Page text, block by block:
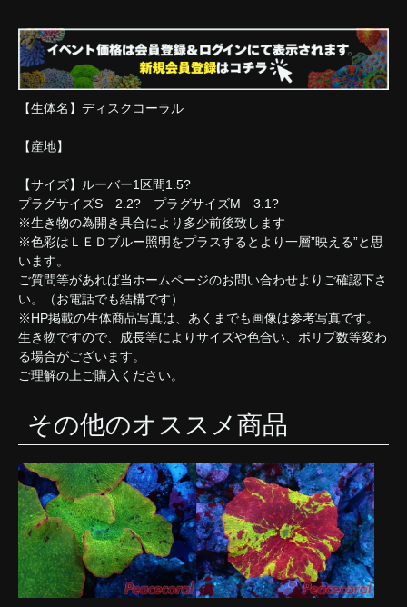
【生体名】ディスクコーラル
【産地】
【サイズ】ルーバー1区間1.5?
プラグサイズS 2.2? プラグサイズM 3.1?
※生き物の為開き具合により多少前後致します
※色彩はＬＥＤブルー照明をプラスするとより一層”映える”と思
います。
ご質問等があれば当ホームページのお問い合わせよりご確認下さ
い。（お電話でも結構です）
※HP掲載の生体商品写真は、あくまでも画像は参考写真です。
生き物ですので、成長等によりサイズや色合い、ポリプ数等変わ
る場合がございます。
ご理解の上ご購入ください。
その他のオススメ商品